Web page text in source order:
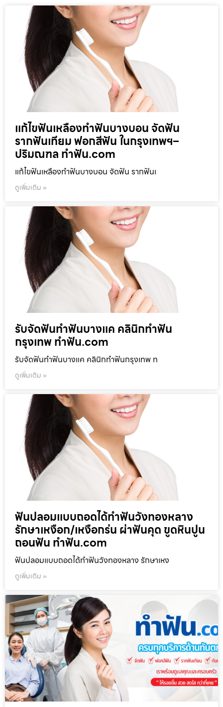
แก้ไขฟันเหลืองทำฟันบางบอน จัดฟัน
รากฟันเทียม ฟอกสีฟัน ในกรุงเทพฯ–
ปริมณฑล ทำฟัน.com
แก้ไขฟันเหลืองทำฟันบางบอน จัดฟัน รากฟันเ
ดูเพิ่มเติม »
รับจัดฟันทำฟันบางแค คลินิกทำฟัน
กรุงเทพ ทำฟัน.com
รับจัดฟันทำฟันบางแค คลินิกทำฟันกรุงเทพ ท
ดูเพิ่มเติม »
ฟันปลอมแบบถอดได้ทำฟันวังทองหลาง
รักษาเหงือก/เหงือกร่น ผ่าฟันคุด ขูดหินปูน
ถอนฟัน ทำฟัน.com
ฟันปลอมแบบถอดได้ทำฟันวังทองหลาง รักษาเหง
ดูเพิ่มเติม »